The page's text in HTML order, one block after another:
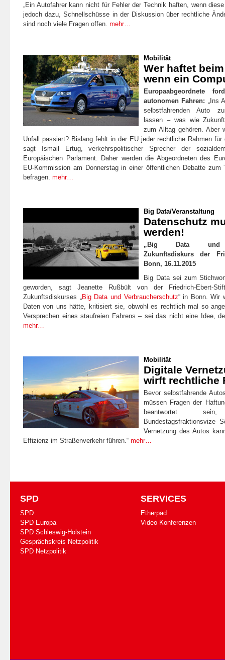
„Ein Autofahrer kann nicht für Fehler der Technik haften, wenn
jedoch dazu, Schnellschüsse in der Diskussion über rechtliche
sind noch viele Fragen offen. mehr…
Mobilität
Wer haftet
wenn ein
Europaabgeordnete
autonomen Fahren: „Ins
selbstfahrenden Auto
lassen – was wie
zum Alltag gehören. Aber
Unfall passiert? Bislang fehlt in der EU jeder rechtliche Rahmen für
sagt Ismail Ertug, verkehrspolitischer Sprecher der
Europäischen Parlament. Daher werden die Abgeordneten des
EU-Kommission am Donnerstag in einer öffentlichen Debatte zum
befragen. mehr…
Big Data/Veranstaltung
Datenschutz
werden!
„Big Data und
Zukunftsdiskurs der
Bonn, 16.11.2015
Big Data sei zum
geworden, sagt Jeanette Rußbült von der Friedrich-Ebert-
Zukunftsdiskurses „Big Data und Verbraucherschutz“ in Bonn. Wir
Daten von uns hätte, kritisiert sie, obwohl es rechtlich mal so
Versprechen eines staufreien Fahrens – sei das nicht eine Idee,
mehr…
Mobilität
Digitale
wirft rechtliche
Bevor selbstfahrende
müssen Fragen der
beantwortet
Bundestagsfraktionsvize
Vernetzung des Autos
Effizienz im Straßenverkehr führen.“ mehr…
SPD
SPD
SPD Europa
SPD Schleswig-Holstein
Gesprächskreis Netzpolitik
SPD Netzpolitik
SERVICES
Etherpad
Video-Konferenzen